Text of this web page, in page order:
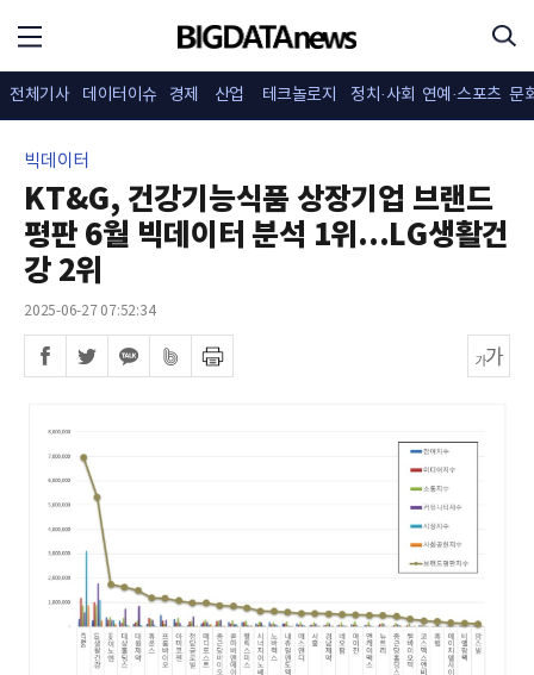
전체기사 데이터이슈 경제 산업 테크놀로지 정치·사회 연예·스포츠 문
빅데이터
KT&G, 건강기능식품 상장기업 브랜드
평판 6월 빅데이터 분석 1위...LG생활건
강 2위
2025-06-27 07:52:34